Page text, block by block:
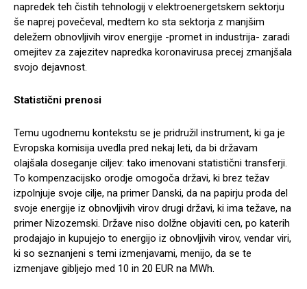
napredek teh čistih tehnologij v elektroenergetskem sektorju
še naprej povečeval, medtem ko sta sektorja z manjšim
deležem obnovljivih virov energije -promet in industrija- zaradi
omejitev za zajezitev napredka koronavirusa precej zmanjšala
svojo dejavnost.
Statistični prenosi
Temu ugodnemu kontekstu se je pridružil instrument, ki ga je
Evropska komisija uvedla pred nekaj leti, da bi državam
olajšala doseganje ciljev: tako imenovani statistični transferji.
To kompenzacijsko orodje omogoča državi, ki brez težav
izpolnjuje svoje cilje, na primer Danski, da na papirju proda del
svoje energije iz obnovljivih virov drugi državi, ki ima težave, na
primer Nizozemski. Države niso dolžne objaviti cen, po katerih
prodajajo in kupujejo to energijo iz obnovljivih virov, vendar viri,
ki so seznanjeni s temi izmenjavami, menijo, da se te
izmenjave gibljejo med 10 in 20 EUR na MWh.